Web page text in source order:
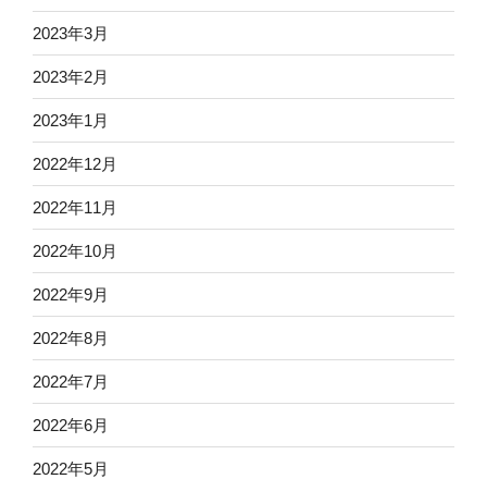
2023年3月
2023年2月
2023年1月
2022年12月
2022年11月
2022年10月
2022年9月
2022年8月
2022年7月
2022年6月
2022年5月